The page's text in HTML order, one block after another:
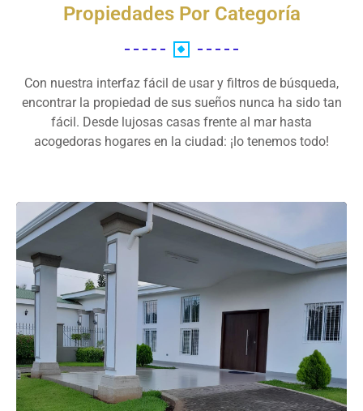
Propiedades Por Categoría
Con nuestra interfaz fácil de usar y filtros de búsqueda,
encontrar la propiedad de sus sueños nunca ha sido tan
fácil. Desde lujosas casas frente al mar hasta
acogedoras hogares en la ciudad: ¡lo tenemos todo!